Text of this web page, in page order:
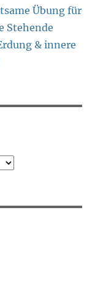
Übung für
Stehende
& innere